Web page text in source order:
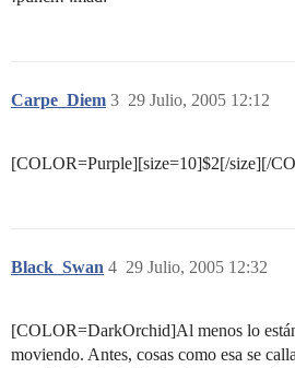
Carpe_Diem 29 Julio, 2005 12:12
3
[COLOR=Purple][size=10]$2[/size][/
Black_Swan 29 Julio, 2005 12:32
4
[COLOR=DarkOrchid]Al menos lo
moviendo. Antes, cosas como esa se